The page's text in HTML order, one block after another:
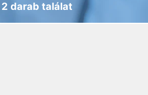
2 darab találat